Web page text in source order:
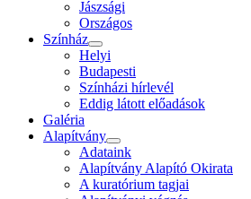
Jászsági
Országos
Színház
Helyi
Budapesti
Színházi hírlevél
Eddig látott előadások
Galéria
Alapítvány
Adataink
Alapítvány Alapító Okirata
A kuratórium tagjai